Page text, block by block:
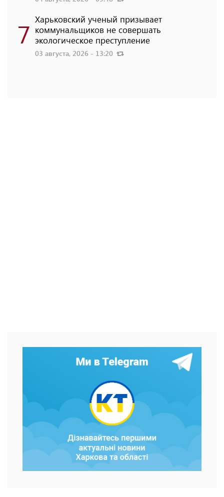
7 Харьковский ученый призывает
коммунальщиков не совершать
экологическое преступление
03 августа, 2026 - 13:20